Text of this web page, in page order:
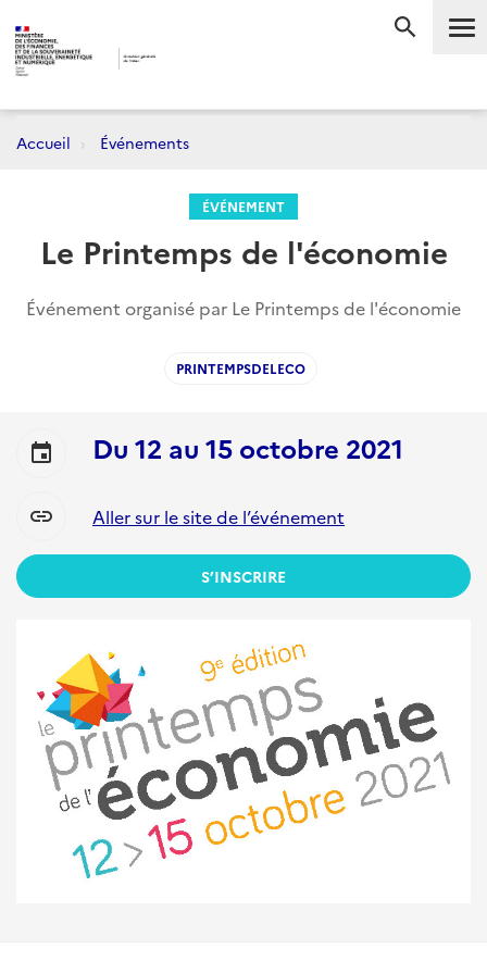
Accueil Événements
ÉVÉNEMENT
Le Printemps de l'économie
Événement organisé par Le Printemps de l'économie
PRINTEMPSDELECO
event Du 12 au 15 octobre 2021
link Aller sur le site de l’événement
S’INSCRIRE